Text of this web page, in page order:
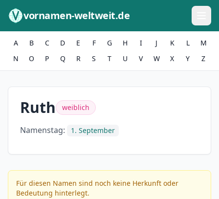
vornamen-weltweit.de
A B C D E F G H I J K L
M
N
O P Q R S T U V W X Y Z
Ruth weiblich
Namenstag: 1. September
Für diesen Namen sind noch keine Herkunft oder
Bedeutung hinterlegt.